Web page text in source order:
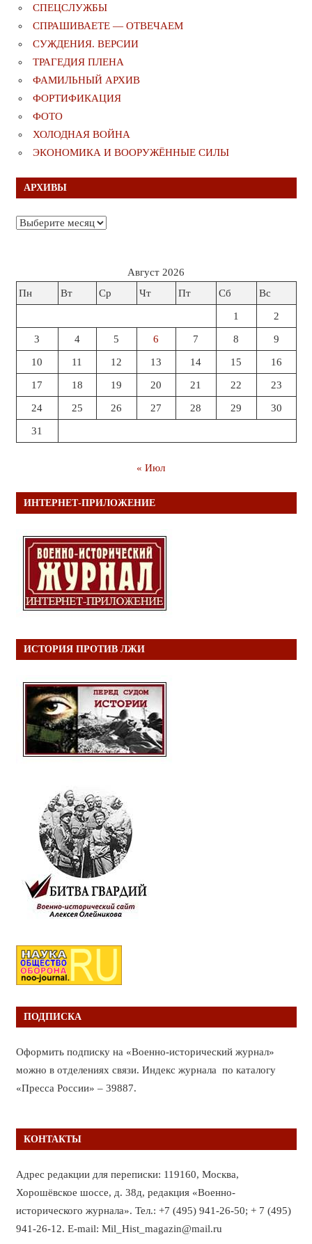
СПЕЦСЛУЖБЫ
СПРАШИВАЕТЕ — ОТВЕЧАЕМ
СУЖДЕНИЯ. ВЕРСИИ
ТРАГЕДИЯ ПЛЕНА
ФАМИЛЬНЫЙ АРХИВ
ФОРТИФИКАЦИЯ
ФОТО
ХОЛОДНАЯ ВОЙНА
ЭКОНОМИКА И ВООРУЖЁННЫЕ СИЛЫ
АРХИВЫ
Архивы
Август 2026
Пн
Вт Ср Чт Пт Сб Вс
1 2
3 4 5 6 7 8 9
10 11 12 13 14 15 16
17 18 19 20 21 22 23
24 25 26 27 28 29 30
31
« Июл
ИНТЕРНЕТ-ПРИЛОЖЕНИЕ
ИСТОРИЯ ПРОТИВ ЛЖИ
ПОДПИСКА
Оформить подписку на «Военно-исторический журнал»
можно в отделениях связи. Индекс журнала по каталогу
«Пресса России» – 39887.
КОНТАКТЫ
Адрес редакции для переписки: 119160, Москва,
Хорошёвское шоссе, д. 38д, редакция «Военно-
исторического журнала». Тел.: +7 (495) 941-26-50; + 7 (495)
941-26-12. E-mail: Mil_Hist_magazin@mail.ru